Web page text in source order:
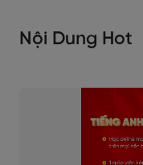
Nội Dung Hot